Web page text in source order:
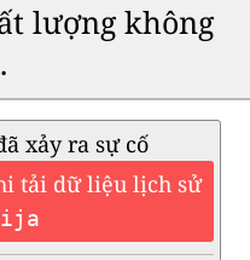
lượng không
xảy ra sự cố
tải dữ liệu lịch sử